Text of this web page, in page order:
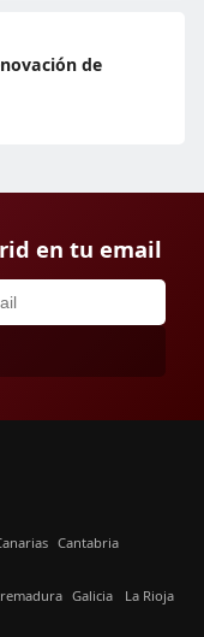
de
en tu email
Cantabria
Galicia La Rioja